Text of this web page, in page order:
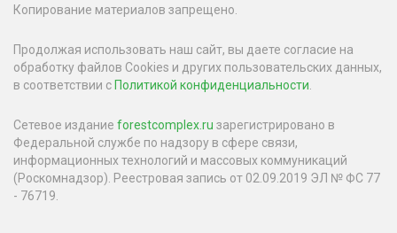
Копирование материалов запрещено.
Продолжая использовать наш сайт, вы даете согласие на
обработку файлов Cookies и других пользовательских данных,
в соответствии сПолитикой конфиденциальности
Сетевое издание forestcomplex.ru зарегистрировано в
Федеральной службе по надзору в сфере связи,
информационных технологий и массовых коммуникаций
(Роскомнадзор). Реестровая запись от 02.09.2019 ЭЛ № ФС 77
- 76719.